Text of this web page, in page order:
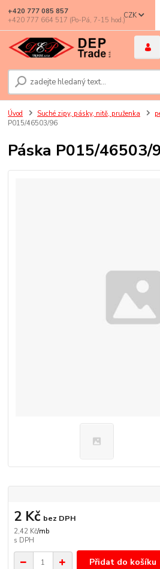
CZK
+420 777 085 857
+420 777 664 517 (Po-Pá, 7-15 hod.)
Úvod Suché zipy, pásky, nitě, pruženka
P015/46503/96
Páska P015/46503/
2,42 Kč/mb
2 Kč bez DPH
Přidat do košíku